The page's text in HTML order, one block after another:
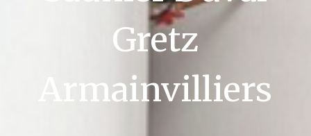
Gretz
Armainvilliers